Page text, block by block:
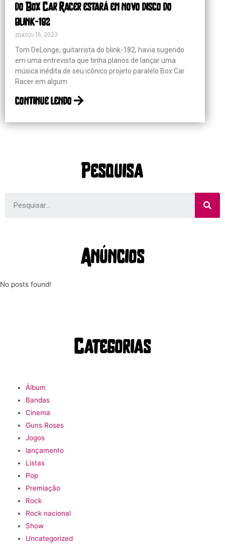
do Box Car Racer estará em novo disco do
blink-182
março 16, 2023
Tom DeLonge, guitarrista do blink-182, havia sugerido
em uma entrevista que tinha planos de lançar uma
música inédita de seu icônico projeto paralelo Box Car
Racer em algum
continue lendo
Pesquisa
Anúncios
No posts found!
Categorias
Álbum
Bandas
Cinema
Guns Roses
Jogos
lançamento
Listas
Pop
Premiação
Rock
Rock nacional
Show
Uncategorized